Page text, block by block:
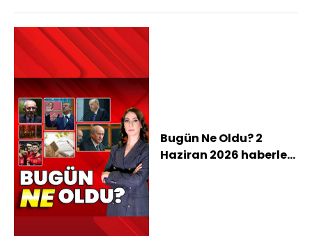
Bugün Ne Oldu? 2
Haziran 2026 haberleri: